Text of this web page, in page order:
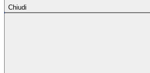
Chiudi